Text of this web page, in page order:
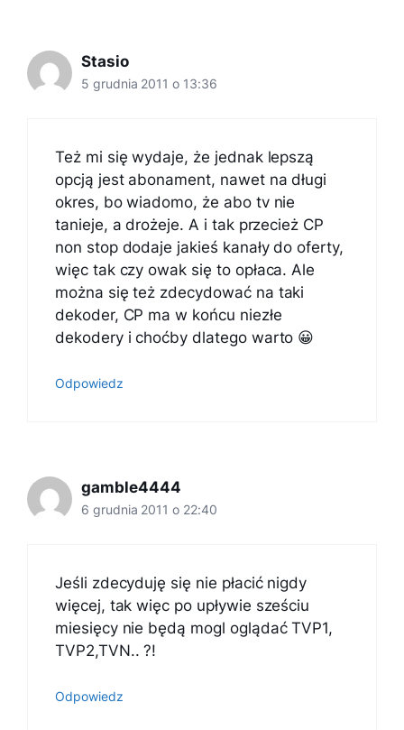
Stasio
5 grudnia 2011 o 13:36
Też mi się wydaje, że jednak lepszą
opcją jest abonament, nawet na długi
okres, bo wiadomo, że abo tv nie
tanieje, a drożeje. A i tak przecież CP
non stop dodaje jakieś kanały do oferty,
więc tak czy owak się to opłaca. Ale
można się też zdecydować na taki
dekoder, CP ma w końcu niezłe
dekodery i choćby dlatego warto 😀
Odpowiedz
gamble4444
6 grudnia 2011 o 22:40
Jeśli zdecyduję się nie płacić nigdy
więcej, tak więc po upływie sześciu
miesięcy nie będą mogl oglądać TVP1,
TVP2,TVN.. ?!
Odpowiedz